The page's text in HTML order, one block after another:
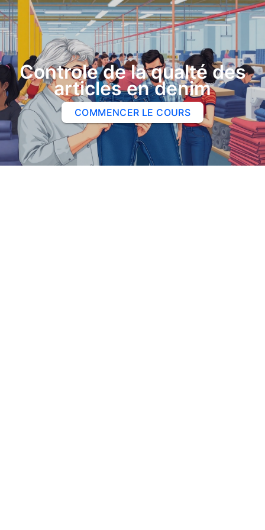
Controle de la qualté des
articles en denim
COMMENCER LE COURS